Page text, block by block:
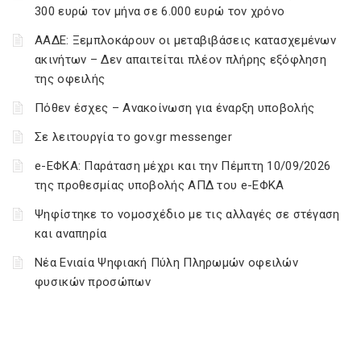
300 ευρώ τον μήνα σε 6.000 ευρώ τον χρόνο
ΑΑΔΕ: Ξεμπλοκάρουν οι μεταβιβάσεις κατασχεμένων
ακινήτων – Δεν απαιτείται πλέον πλήρης εξόφληση
της οφειλής
Πόθεν έσχες – Ανακοίνωση για έναρξη υποβολής
Σε λειτουργία το gov.gr messenger
e-ΕΦΚΑ: Παράταση μέχρι και την Πέμπτη 10/09/2026
της προθεσμίας υποβολής ΑΠΔ του e-ΕΦΚΑ
Ψηφίστηκε το νομοσχέδιο με τις αλλαγές σε στέγαση
και αναπηρία
Νέα Ενιαία Ψηφιακή Πύλη Πληρωμών οφειλών
φυσικών προσώπων